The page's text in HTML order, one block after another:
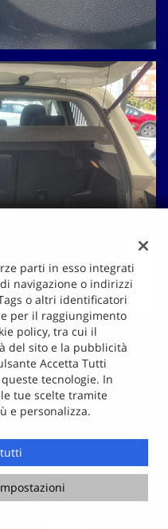
Contatta un consulente
parti in esso integrati
navigazione o indirizzi
o altri identificatori
per il raggiungimento
policy, tra cui il
del sito e la pubblicità
Accetta Tutti
tecnologie. In
tue scelte tramite
e personalizza.